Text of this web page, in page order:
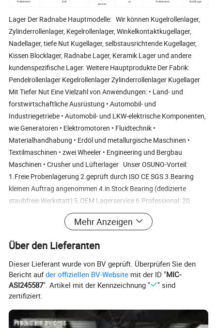
Rollelement: Ball
Service:
Ja Rollelement: Stahlkugel
Lager Der Radnabe Hauptmodelle: Wir können Kugelrollenlager,
Zylinderrollenlager, Kegelrollenlager, Winkelkontaktkugellager,
Nadellager, tiefe Nut Kugellager, selbstausrichtende Kugellager,
Kissen Blocklager, Radnabe Lager, Keramik Lager und andere
kundenspezifische Lager. Weitere Hauptprodukte Der Fabrik:
Pendelrollenlager Kegelrollenlager Zylinderrollenlager Kugellager
Mit Tiefer Nut Eine Vielzahl von Anwendungen: • Land- und
forstwirtschaftliche Ausrüstung • Automobil- und
Industriegetriebe • Automobil- und LKW-elektrische Komponenten,
wie Generatoren • Elektromotoren • Fluidtechnik •
Materialhandhabung • Erdöl und metallurgische Maschinen •
Textilmaschinen • zwei Wheeler • Engineering und Bergbau
Maschinen • Crusher und Lüfterlager Unser OSUNO-Vorteil:
1.Freie Probenlagerung 2.geprüft durch ISO CE SGS 3.Bearing
kleinen Auftrag angenommen 4.in Stock Bearing (dedizierte
staubfreie Werkstatt) 5.OEM Lagerservice 6.Professional: 20
Jahre Herstellung Lager 7.Customized Lager, Lager Zeichnung des
Kunden oder Proben akzeptiert 8.Competitive Preisberechnung
Radnabeneinheit Lageranwendung Die Lager werden
hauptsächlich in den unten genannten Industriebereichen
eingesetzt und spielen erfolgreich ihre Rolle beim Wachstum der
Industrie. Kontinuierliche Gießmaschinen Mechanische Lüfter und
Gebläse Getriebe und Pumpen Windenergieanlagen
Materialhandhabung Erdölmaschinen Marine Propulsion und
Offshore-Bohrungen Bergbau und Baumaschinen Zellstoff- und
Mehr Anzeigen
Über den Lieferanten
Dieser Lieferant wurde von BV geprüft. Überprüfen Sie den
Bericht aufder offiziellen BV-Website mit der ID "MIC-
ASI245587". Artikel mit der Kennzeichnung "
" sind
zertifiziert.